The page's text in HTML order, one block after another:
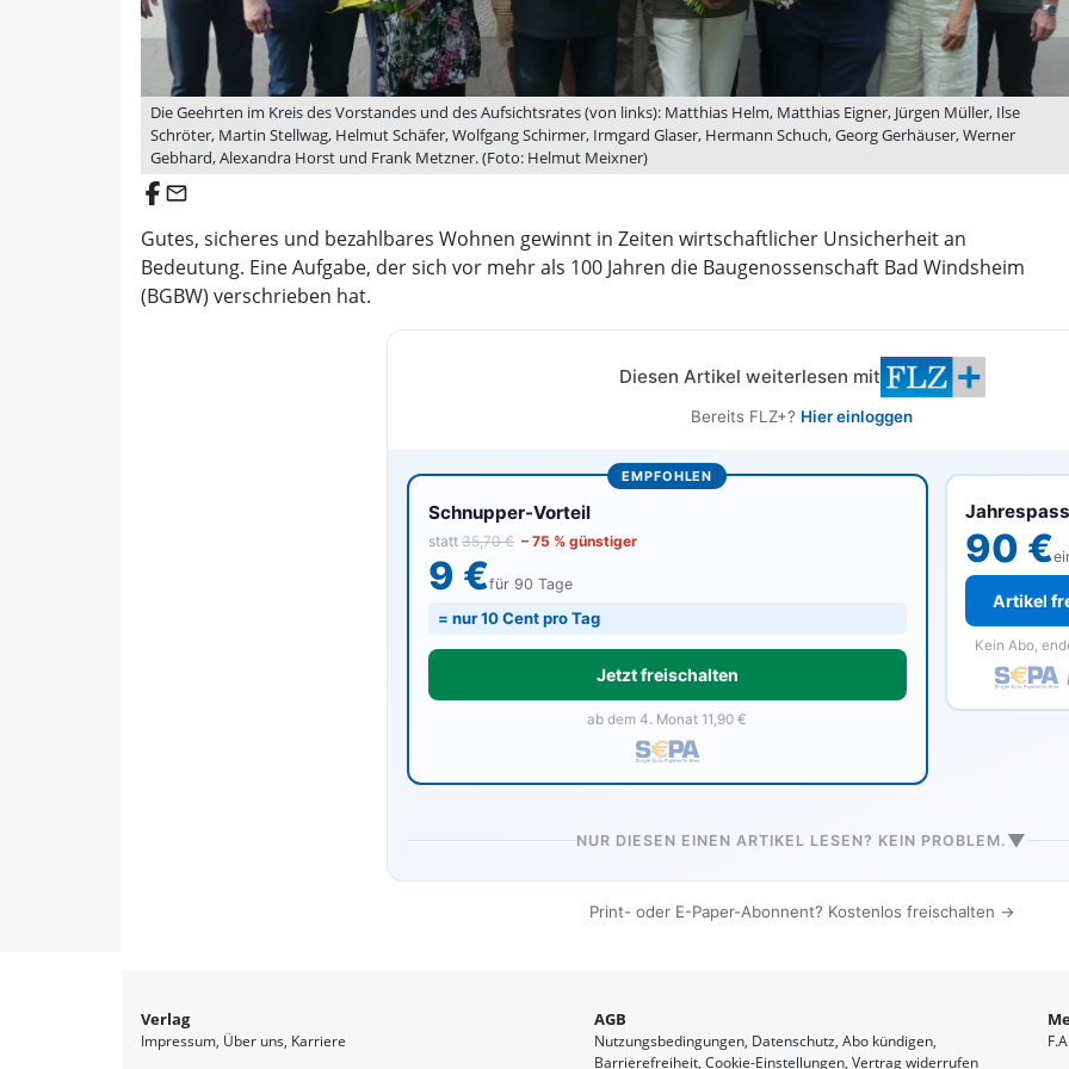
Die Geehrten im Kreis des Vorstandes und des Aufsichtsrates (von links): Matthias Helm, Matthias Eigner, Jürgen Müller, Ilse
Schröter, Martin Stellwag, Helmut Schäfer, Wolfgang Schirmer, Irmgard Glaser, Hermann Schuch, Georg Gerhäuser, Werner
Gebhard, Alexandra Horst und Frank Metzner. (Foto: Helmut Meixner)
email
Gutes, sicheres und bezahlbares Wohnen gewinnt in Zeiten wirtschaftlicher Unsicherheit an
Bedeutung. Eine Aufgabe, der sich vor mehr als 100 Jahren die Baugenossenschaft Bad Windsheim
(BGBW) verschrieben hat.
Diesen Artikel weiterlesen mit
Bereits FLZ+? Hier einloggen
90 €
Artikel
Kein Abo,
EMPFOHLEN
Schnupper-Vorteil
statt 35,70 € – 75 % günstiger
9 €für 90 Tage
= nur 10 Cent pro Tag
Jetzt freischalten
ab dem 4. Monat 11,90 €
NUR DIESEN EINEN ARTIKEL LESEN? KEIN PROBLEM. ▼
Print- oder E-Paper-Abonnent? Kostenlos freischalten →
Verlag
Impressum Über uns Karriere
AGB
Nutzungsbedingungen Datenschutz Abo kündigen
Barrierefreiheit Cookie-Einstellungen Vertrag widerrufen